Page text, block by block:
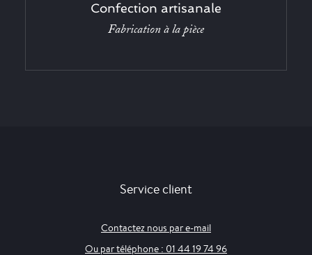
Confection artisanale
Fabrication à la pièce
Service client
Contactez nous par e-mail
Ou par téléphone : 01 44 19 74 96